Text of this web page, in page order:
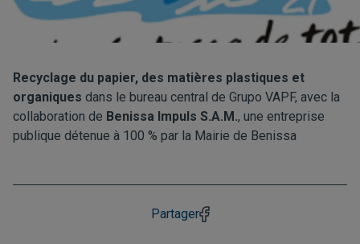
Recyclage du papier, des matières plastiques et
organiques dans le bureau central de Grupo VAPF, avec la
collaboration de Benissa Impuls S.A.M., une entreprise
publique détenue à 100 % par la Mairie de Benissa
Partager